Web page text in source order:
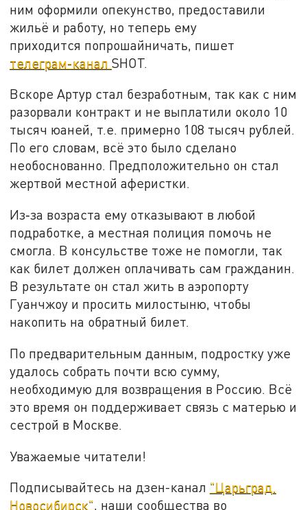
ним оформили опекунство, предоставили
жильё и работу, но теперь ему
приходится попрошайничать, пишет
телеграм-каналSHOT.
Вскоре Артур стал безработным, так как с ним
разорвали контракт и не выплатили около 10
тысяч юаней, т.е. примерно 108 тысяч рублей.
По его словам, всё это было сделано
необоснованно. Предположительно он стал
жертвой местной аферистки.
Из‑за возраста ему отказывают в любой
подработке, а местная полиция помочь не
смогла. В консульстве тоже не помогли, так
как билет должен оплачивать сам гражданин.
В результате он стал жить в аэропорту
Гуанчжоу и просить милостыню, чтобы
накопить на обратный билет.
По предварительным данным, подростку уже
удалось собрать почти всю сумму,
необходимую для возвращения в Россию. Всё
это время он поддерживает связь с матерью и
сестрой в Москве.
Уважаемые читатели!
Подписывайтесь на дзен-канал "Царьград.
Новосибирск", наши сообщества во